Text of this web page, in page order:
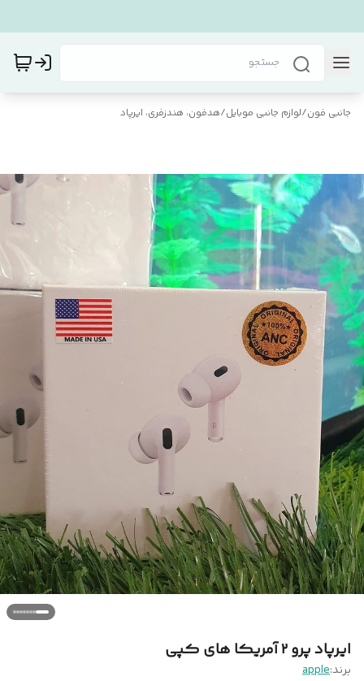
جانبی فون/لوازم جانبی موبایل/هدفون، هندزفری، ایرپاد
ایرپاد پرو ۲ آمریکا های کپی
برند:apple